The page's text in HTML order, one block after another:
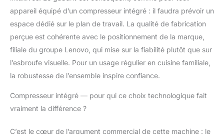
glace préférée par
l'ouverture. Commande
tactile : grâce à l'écran
LCD et au panneau de
commande tactile,
vous contrôlez
toujours avec précision
ses modes de
appareil équipé d’un compresseur intégré : il faudra prévoir un
espace dédié sur le plan de travail. La qualité de fabrication
perçue est cohérente avec le positionnement de la marque,
filiale du groupe Lenovo, qui mise sur la fiabilité plutôt que sur
l’esbroufe visuelle. Pour un usage régulier en cuisine familiale,
la robustesse de l’ensemble inspire confiance.
Compresseur intégré — pour qui ce choix technologique fait
vraiment la différence ?
C’est le cœur de l’argument commercial de cette machine : le